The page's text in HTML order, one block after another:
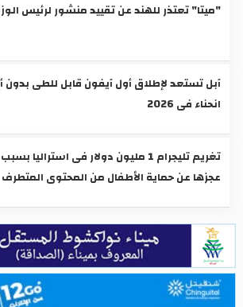
"ميتا" تعتذر للهند عن تقييد منشور لرئيس
آبل تستعد لإطلاق أول آيفون قابل للطى بدون
انحناء فى 2026
تغريم تليجرام 1 مليون دولار فى استراليا بسبب
عجزها عن حماية الأطفال من المحتوى المتطرف